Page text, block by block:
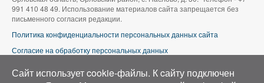
991 410 48 49. Использование материалов сайта запрещается без
письменного согласия редакции.
Политика конфиденциальности персональных данных сайта
Согласие на обработку персональных данных
Аэросъемка в Орле»
Сайт использует cookie-файлы. К cайту подключен